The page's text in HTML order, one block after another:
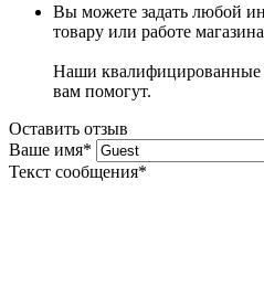
Вы можете задать любой
товару или работе
Наши квалифицированные
вам помогут.
Оставить отзыв
Ваше имя*
Текст сообщения*